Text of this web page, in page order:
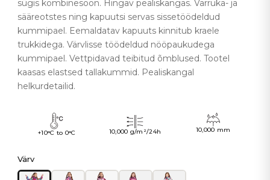
sügis kombinesoon. Hingav pealiskangas. Varruka- ja
sääreotstes ning kapuutsi servas sissetöödeldud
kummipael. Eemaldatav kapuuts kinnitub kraele
trukkidega. Värvlisse töödeldud nööpaukudega
kummipael. Vettpidavad teibitud õmblused. Tootel
kaasas elastsed tallakummid. Pealiskangal
helkurdetailid.
+10°C to 0°C 10,000 g/m²/24h 10,000 mm
Värv